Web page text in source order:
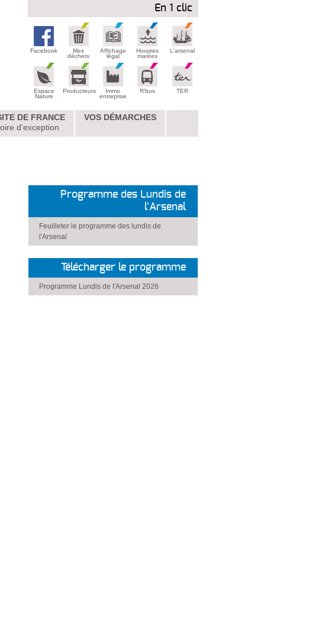
En 1 clic
Facebook
Mes
déchets
Affichage
légal
Horaires
marées
L'arsenal
Espace
Nature
Producteurs
Immo
entreprise
R'bus TER
DE FRANCE
d'exception
VOS DÉMARCHES
Programme des Lundis de
l'Arsenal
Feuilleter le programme des lundis de
l'Arsenal
Télécharger le programme
Programme Lundis de l'Arsenal 2026